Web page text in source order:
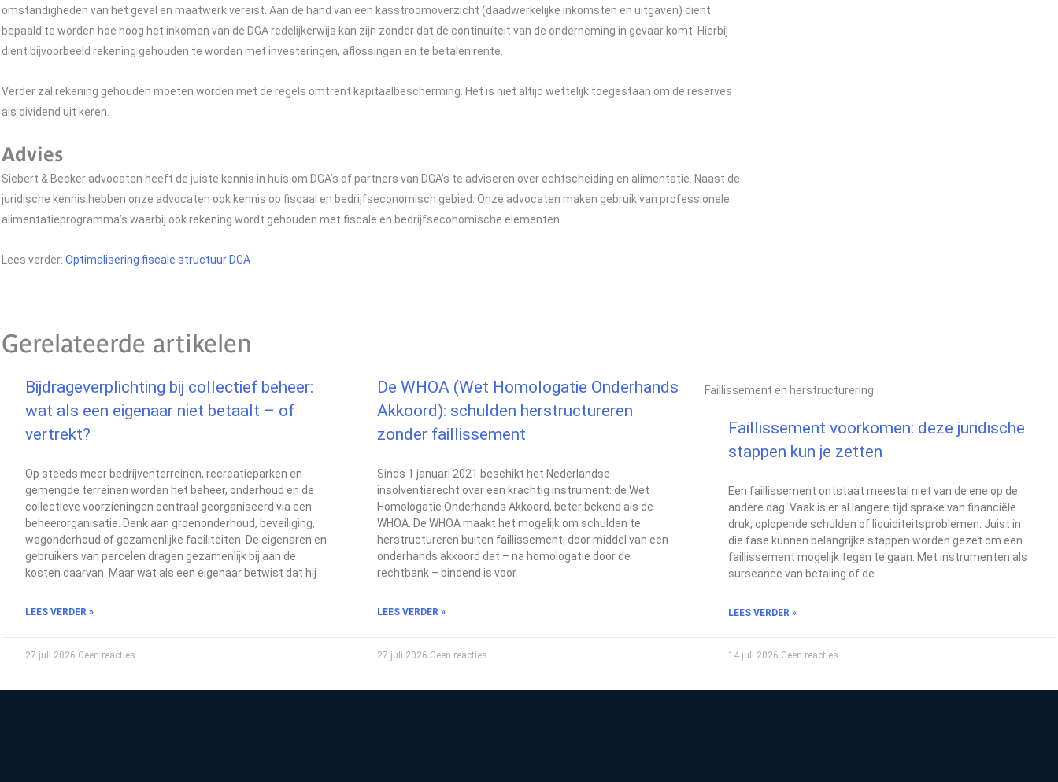
omstandigheden van het geval en maatwerk vereist. Aan de hand van een kasstroomoverzicht (daadwerkelijke inkomsten en uitgaven) dient
bepaald te worden hoe hoog het inkomen van de DGA redelijkerwijs kan zijn zonder dat de continuïteit van de onderneming in gevaar komt. Hierbij
dient bijvoorbeeld rekening gehouden te worden met investeringen, aflossingen en te betalen rente.
Verder zal rekening gehouden moeten worden met de regels omtrent kapitaalbescherming. Het is niet altijd wettelijk toegestaan om de reserves
als dividend uit keren.
Advies
Siebert & Becker advocaten heeft de juiste kennis in huis om DGA’s of partners van DGA’s te adviseren over echtscheiding en alimentatie. Naast de
juridische kennis hebben onze advocaten ook kennis op fiscaal en bedrijfseconomisch gebied. Onze advocaten maken gebruik van professionele
alimentatieprogramma’s waarbij ook rekening wordt gehouden met fiscale en bedrijfseconomische elementen.
Lees verder: Optimalisering fiscale structuur DGA
Gerelateerde artikelen
Bijdrageverplichting bij collectief beheer:
wat als een eigenaar niet betaalt – of
vertrekt?
Op steeds meer bedrijventerreinen, recreatieparken en
gemengde terreinen worden het beheer, onderhoud en de
collectieve voorzieningen centraal georganiseerd via een
beheerorganisatie. Denk aan groenonderhoud, beveiliging,
wegonderhoud of gezamenlijke faciliteiten. De eigenaren en
gebruikers van percelen dragen gezamenlijk bij aan de
kosten daarvan. Maar wat als een eigenaar betwist dat hij
LEES VERDER »
27 juli 2026 Geen reacties
De WHOA (Wet Homologatie Onderhands
Akkoord): schulden herstructureren
zonder faillissement
Sinds 1 januari 2021 beschikt het Nederlandse
insolventierecht over een krachtig instrument: de Wet
Homologatie Onderhands Akkoord, beter bekend als de
WHOA. De WHOA maakt het mogelijk om schulden te
herstructureren buiten faillissement, door middel van een
onderhands akkoord dat – na homologatie door de
rechtbank – bindend is voor
LEES VERDER »
27 juli 2026 Geen reacties
Faillissement en herstructurering
Faillissement voorkomen: deze juridische
stappen kun je zetten
Een faillissement ontstaat meestal niet van de ene op de
andere dag. Vaak is er al langere tijd sprake van financiële
druk, oplopende schulden of liquiditeitsproblemen. Juist in
die fase kunnen belangrijke stappen worden gezet om een
faillissement mogelijk tegen te gaan. Met instrumenten als
surseance van betaling of de
LEES VERDER »
14 juli 2026 Geen reacties